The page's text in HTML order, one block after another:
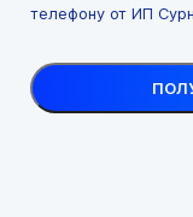
телефону от ИП